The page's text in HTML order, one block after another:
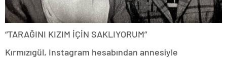
“TARAĞINI KIZIM İÇİN SAKLIYORUM”
Kırmızıgül, Instagram hesabından annesiyle